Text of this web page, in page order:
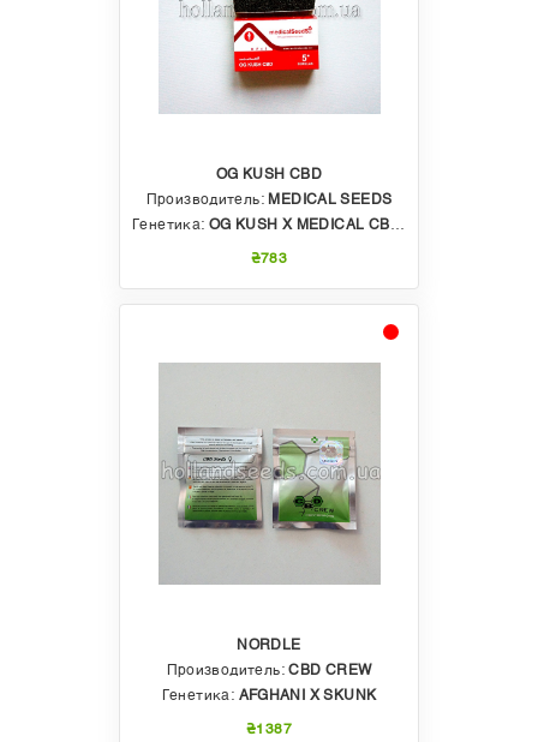
OG KUSH CBD
Производитель: MEDICAL SEEDS
Генетика: OG KUSH X MEDICAL CBD RATIO
₴783
NORDLE
Производитель:CBD CREW
Генетика: AFGHANI X SKUNK
₴1387